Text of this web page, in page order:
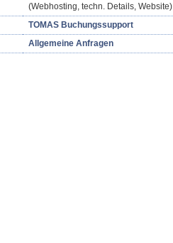
(Webhosting, techn. Details, Website)
TOMAS Buchungssupport
Allgemeine Anfragen